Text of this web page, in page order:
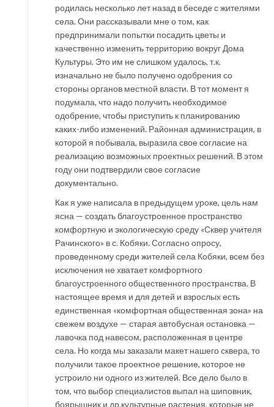
родилась несколько лет назад в беседе с жителями
села. Они рассказывали мне о том, как
предпринимали попытки посадить цветы и
качественно изменить территорию вокруг Дома
Культуры. Это им не слишком удалось, т.к.
изначально не было получено одобрения со
стороны органов местной власти. В тот момент я
подумала, что надо получить необходимое
одобрение, чтобы приступить к планированию
каких-либо изменений. Районная администрация, в
которой я побывала, выразила свое согласие на
реализацию возможных проектных решений. В этом
году они подтвердили свое согласие
документально.
Как я уже написала в предыдущем уроке, цель нам
ясна — создать благоустроенное пространство
комфортную и экологическую среду «Сквер учителя
Рачинского» в с. Кобяки. Согласно опросу,
проведенному среди жителей села Кобяки, всем без
исключения не хватает комфортного
благоустроенного общественного пространства. В
настоящее время и для детей и взрослых есть
единственная «комфортная общественная зона» на
свежем воздухе — старая автобусная остановка —
лавочка под навесом, расположенная в центре
села. Но когда мы заказали макет нашего сквера, то
получили такое проектное решение, которое не
устроило ни одного из жителей. Все дело было в
том, что выбор специалистов выпал на шиповник,
боярышник и др.культурные растения, которые не